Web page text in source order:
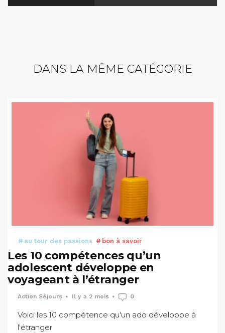
DANS LA MÊME CATÉGORIE
au tour des passions bon à savoir
Les 10 compétences qu’un
adolescent développe en
voyageant à l’étranger
Action Séjours Il y a 2 mois 0
Voici les 10 compétence qu'un ado développe à
l'étranger